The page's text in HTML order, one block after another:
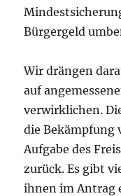
Bürgergeld
Wir drängen
auf
verwirklichen.
die Bekämpfung
Aufgabe des
zurück. Es gibt
ihnen im Antrag